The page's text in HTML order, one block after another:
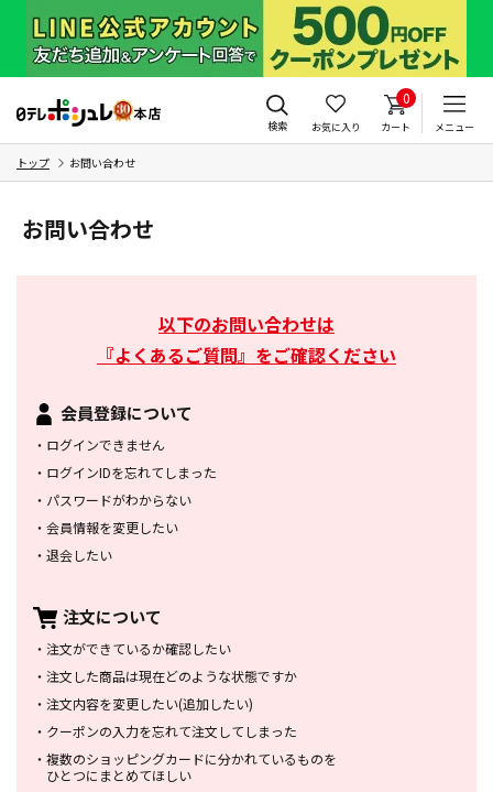
検索 お気に入り
0
カート メニュー
トップ お問い合わせ
お問い合わせ
以下のお問い合わせは
『よくあるご質問』をご確認ください
会員登録について
・ ログインできません
・ ログインIDを忘れてしまった
・ パスワードがわからない
・ 会員情報を変更したい
・ 退会したい
注文について
・ 注文ができているか確認したい
・ 注文した商品は現在どのような状態ですか
・ 注文内容を変更したい(追加したい)
・ クーポンの入力を忘れて注文してしまった
・ 複数のショッピングカードに分かれているものを
ひとつにまとめてほしい